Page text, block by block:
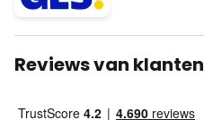
Reviews van klanten